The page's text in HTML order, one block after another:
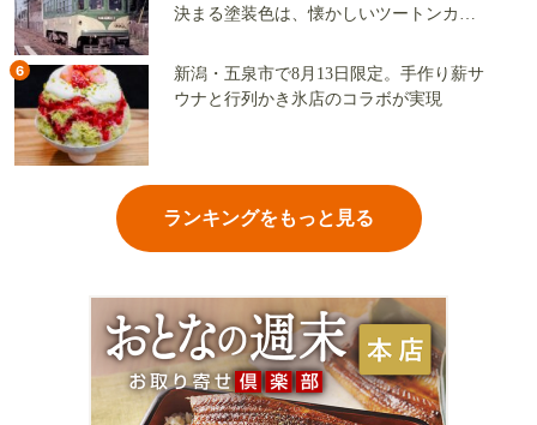
決まる塗装色は、懐かしいツートンカラ
6
新潟・五泉市で8月13日限定。手作り薪サ
ウナと行列かき氷店のコラボが実現
ランキングをもっと見る